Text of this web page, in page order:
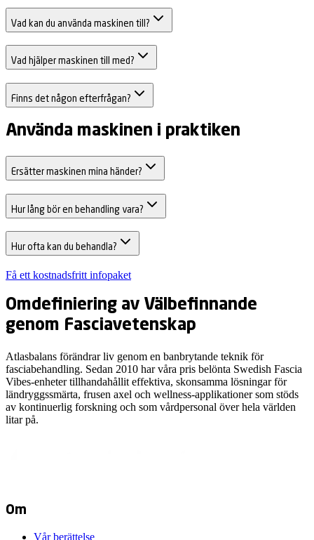
Vad kan du använda maskinen till?
Vad hjälper maskinen till med?
Finns det någon efterfrågan?
Använda maskinen i praktiken
Ersätter maskinen mina händer?
Hur lång bör en behandling vara?
Hur ofta kan du behandla?
Få ett kostnadsfritt infopaket
Omdefiniering av Välbefinnande
genom Fasciavetenskap
Atlasbalans förändrar liv genom en banbrytande teknik för
fasciabehandling. Sedan 2010 har våra pris­ belönta Swedish Fascia
Vibes-enheter tillhandahållit effektiva, skonsamma lösningar för
ländryggssmärta, frusen axel och wellness-applikationer som stöds
av kontinuerlig forskning och som vårdpersonal över hela världen
litar på.
Om
Vår berättelse